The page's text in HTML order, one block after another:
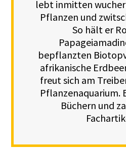
lebt inmitten
Pflanzen und
So hält er
bepflanzten
afrikanische
freut sich am
Pflanzenaquarium.
Büchern und